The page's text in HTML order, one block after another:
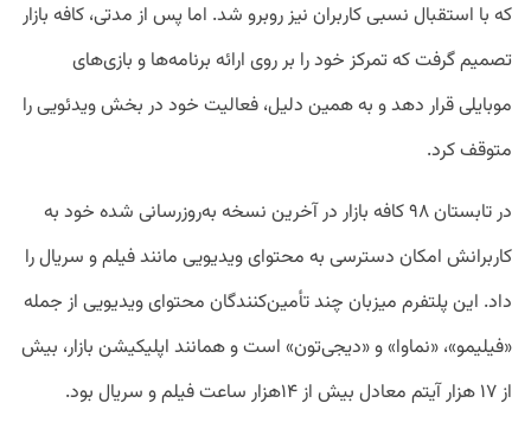
که با استقبال نسبی کاربران نیز روبرو شد. اما پس از مدتی، کافه بازار
تصمیم گرفت که تمرکز خود را بر روی ارائه برنامه‌ها و بازی‌های
موبایلی قرار دهد و به همین دلیل، فعالیت خود در بخش ویدئویی را
متوقف کرد.
در تابستان ۹۸ کافه بازار در آخرین نسخه به‌روزرسانی شده خود به
کاربرانش امکان دسترسی به محتوای ویدیویی مانند فیلم و سریال را
داد. این پلتفرم میزبان چند تأمین‌کنندگان محتوای ویدیویی از جمله
«فیلیمو»، «نماوا» و «دیجی‌تون» است و همانند اپلیکیشن بازار، بیش
از ۱۷ هزار آیتم معادل بیش از ۱۴هزار ساعت فیلم و سریال بود.